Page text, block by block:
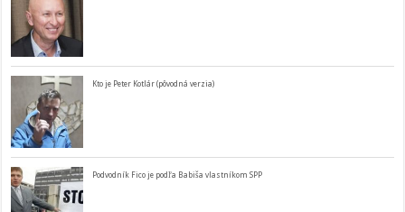
Kto je Peter Kotlár (pôvodná verzia)
Podvodník Fico je podľa Babiša vlastníkom SPP